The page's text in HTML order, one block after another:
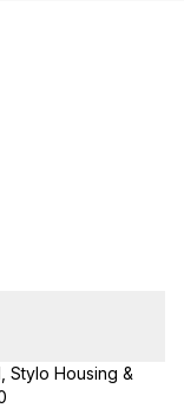
Stylo Housing &